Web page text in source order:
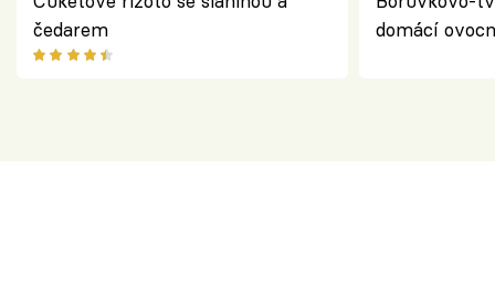
čedarem
domácí